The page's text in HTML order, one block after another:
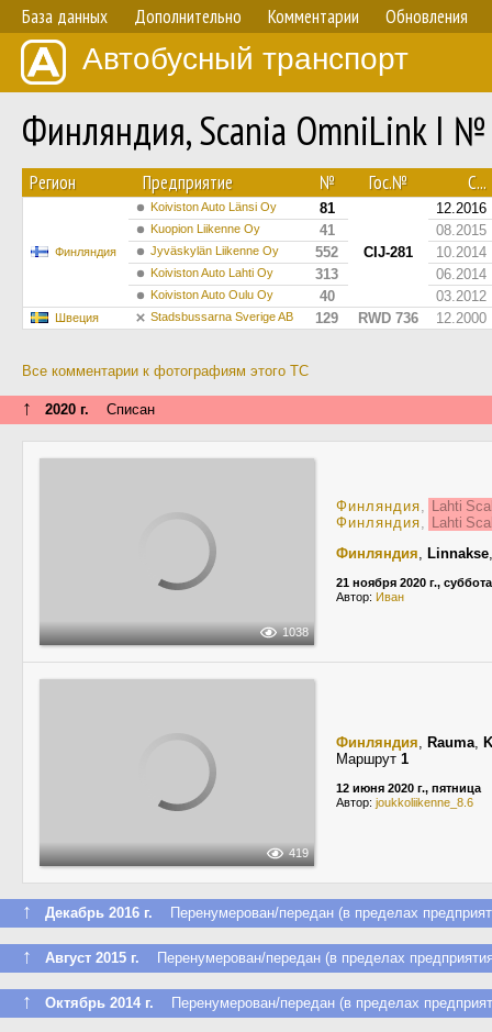
База данных Дополнительно Комментарии Обновления
Автобусный транспорт
Финляндия, Scania OmniLink I
Регион Предприятие № Гос.№ С...
Финляндия
Koiviston Auto Länsi Oy 81
CIJ-281
12.2016
Kuopion Liikenne Oy 41 08.2015
Jyväskylän Liikenne Oy 552 10.2014
Koiviston Auto Lahti Oy 313 06.2014
Koiviston Auto Oulu Oy 40 03.2012
Швеция Stadsbussarna Sverige AB 129 RWD 736 12.2000
Все комментарии к фотографиям этого ТС
↑ 2020 г. Списан
1038
Финляндия, Lahti
Финляндия, Lahti
Финляндия, Linnakse
21 ноября 2020 г., суббота
Автор: Иван
419
Финляндия, Rauma,
Маршрут 1
12 июня 2020 г., пятница
Автор: joukkoliikenne_8.6
↑ Декабрь 2016 г. Перенумерован/передан (в пределах
↑ Август 2015 г. Перенумерован/передан (в пределах
↑ Октябрь 2014 г. Перенумерован/передан (в пределах